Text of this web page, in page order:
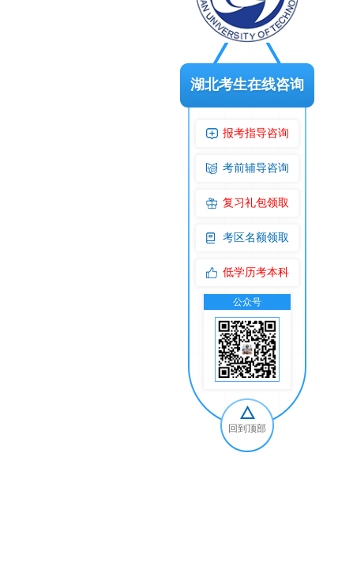
湖北考生在线咨询
报考指导咨询
考前辅导咨询
复习礼包领取
考区名额领取
低学历考本科
公众号
回到顶部